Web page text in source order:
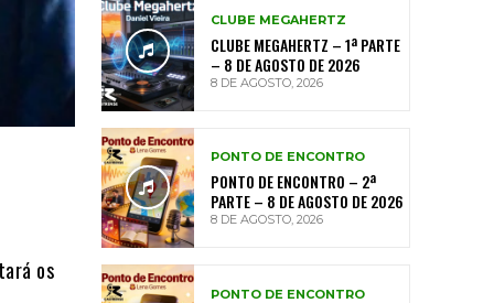
os
CLUBE MEGAHERTZ
CLUBE MEGAHERTZ – 1ª PARTE
– 8 DE AGOSTO DE 2026
8 DE AGOSTO, 2026
PONTO DE ENCONTRO
PONTO DE ENCONTRO – 2ª
PARTE – 8 DE AGOSTO DE 2026
8 DE AGOSTO, 2026
PONTO DE ENCONTRO